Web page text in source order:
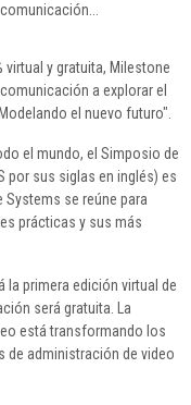
virtual y gratuita, Milestone
a explorar el
el nuevo futuro".
el mundo, el Simposio de
por sus siglas en inglés) es
se reúne para
prácticas y sus más
la primera edición virtual de
será gratuita. La
está transformando los
de administración de video